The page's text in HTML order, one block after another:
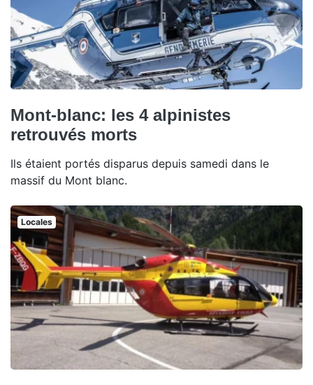
Mont-blanc: les 4 alpinistes
retrouvés morts
Ils étaient portés disparus depuis samedi dans le
massif du Mont blanc.
Locales